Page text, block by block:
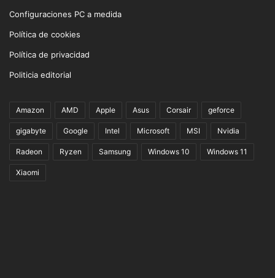
Configuraciones PC a medida
Política de cookies
Política de privacidad
Politicia editorial
Amazon AMD Apple Asus Corsair geforce
gigabyte Google Intel Microsoft MSI Nvidia
Radeon Ryzen Samsung Windows 10 Windows 11
Xiaomi